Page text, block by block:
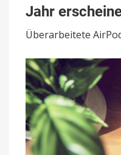
Jahr
Überarbeitete